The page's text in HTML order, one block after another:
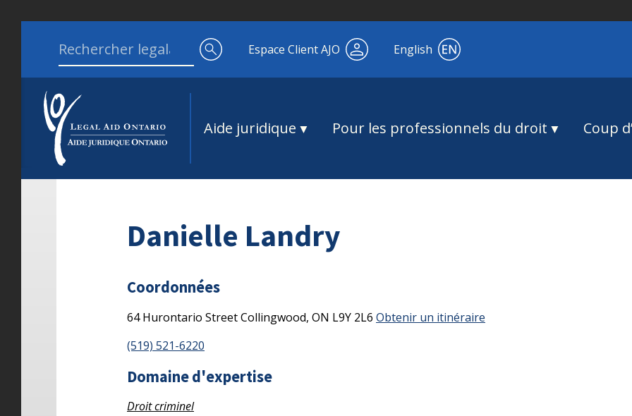
Search for:
Espace Client AJO English
Aide juridique Pour les professionnels du droit Coup
Danielle Landry
Coordonnées
64 Hurontario StreetCollingwood, ON L9Y 2L6 Obtenir un itinéraire
(519) 521-6220
Domaine d'expertise
Droit criminel